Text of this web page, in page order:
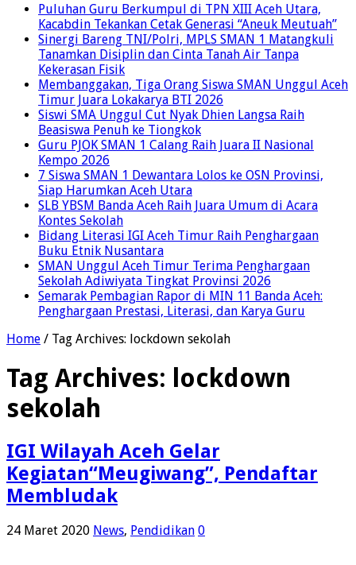
Puluhan Guru Berkumpul di TPN XIII Aceh Utara,
Kacabdin Tekankan Cetak Generasi “Aneuk Meutuah”
Sinergi Bareng TNI/Polri, MPLS SMAN 1 Matangkuli
Tanamkan Disiplin dan Cinta Tanah Air Tanpa
Kekerasan Fisik
Membanggakan, Tiga Orang Siswa SMAN Unggul Aceh
Timur Juara Lokakarya BTI 2026
Siswi SMA Unggul Cut Nyak Dhien Langsa Raih
Beasiswa Penuh ke Tiongkok
Guru PJOK SMAN 1 Calang Raih Juara II Nasional
Kempo 2026
7 Siswa SMAN 1 Dewantara Lolos ke OSN Provinsi,
Siap Harumkan Aceh Utara
SLB YBSM Banda Aceh Raih Juara Umum di Acara
Kontes Sekolah
Bidang Literasi IGI Aceh Timur Raih Penghargaan
Buku Etnik Nusantara
SMAN Unggul Aceh Timur Terima Penghargaan
Sekolah Adiwiyata Tingkat Provinsi 2026
Semarak Pembagian Rapor di MIN 11 Banda Aceh:
Penghargaan Prestasi, Literasi, dan Karya Guru
Home / Tag Archives: lockdown sekolah
Tag Archives: lockdown
sekolah
IGI Wilayah Aceh Gelar
Kegiatan“Meugiwang”, Pendaftar
Membludak
24 Maret 2020 News, Pendidikan 0